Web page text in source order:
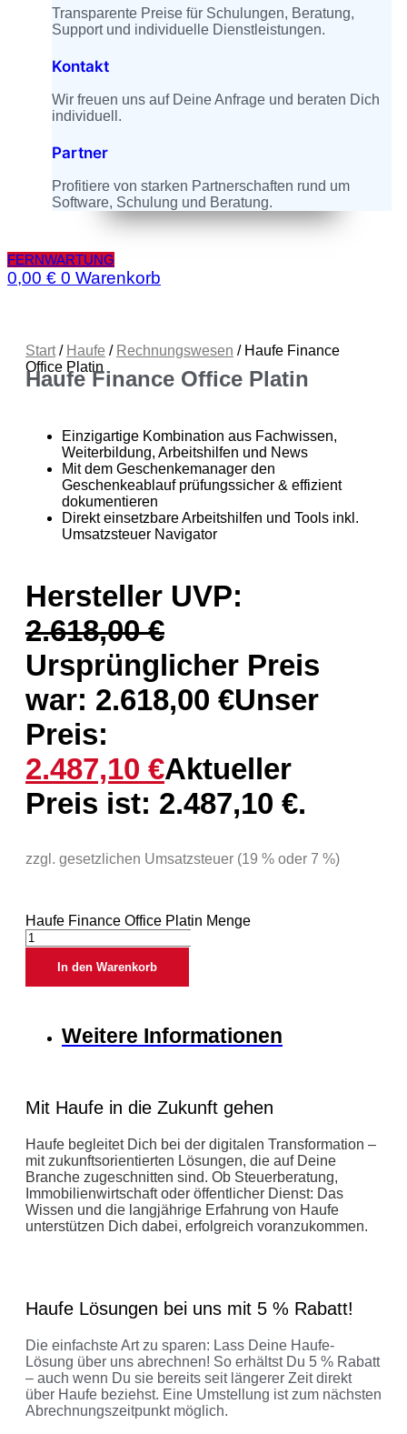
Transparente Preise für Schulungen, Beratung,
Support und individuelle Dienstleistungen.
Kontakt
Wir freuen uns auf Deine Anfrage und beraten Dich
individuell.
Partner
Profitiere von starken Partnerschaften rund um
Software, Schulung und Beratung.
FERNWARTUNG
0,00 € 0 Warenkorb
Start/ Haufe / Rechnungswesen / Haufe Finance
Office Platin
Haufe Finance Office Platin
Einzigartige Kombination aus Fachwissen,
Weiterbildung, Arbeitshilfen und News
Mit dem Geschenkemanager den
Geschenkeablauf prüfungssicher & effizient
dokumentieren
Direkt einsetzbare Arbeitshilfen und Tools inkl.
Umsatzsteuer Navigator
Hersteller UVP:
2.618,00€
Ursprünglicher Preis
war: 2.618,00 €Unser
Preis:
2.487,10 €Aktueller
Preis ist: 2.487,10 €.
zzgl. gesetzlichen Umsatzsteuer (19 % oder 7 %)
Haufe Finance Office Platin Menge
In den Warenkorb
Weitere Informationen
Mit Haufe in die Zukunft gehen
Haufe begleitet Dich bei der digitalen Transformation –
mit zukunftsorientierten Lösungen, die auf Deine
Branche zugeschnitten sind. Ob Steuerberatung,
Immobilienwirtschaft oder öffentlicher Dienst: Das
Wissen und die langjährige Erfahrung von Haufe
unterstützen Dich dabei, erfolgreich voranzukommen.
Haufe Lösungen bei uns mit 5 % Rabatt!
Die einfachste Art zu sparen: Lass Deine Haufe-
Lösung über uns abrechnen! So erhältst Du 5 % Rabatt
– auch wenn Du sie bereits seit längerer Zeit direkt
über Haufe beziehst. Eine Umstellung ist zum nächsten
Abrechnungszeitpunkt möglich.